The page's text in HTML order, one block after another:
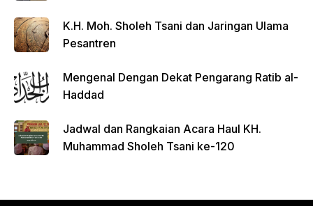
K.H. Moh. Sholeh Tsani dan Jaringan Ulama
Pesantren
Mengenal Dengan Dekat Pengarang Ratib al-
Haddad
Jadwal dan Rangkaian Acara Haul KH.
Muhammad Sholeh Tsani ke-120